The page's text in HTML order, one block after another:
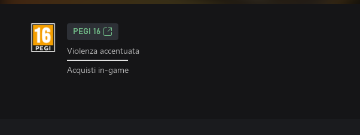
PEGI 16
Violenza accentuata
Acquisti in-game